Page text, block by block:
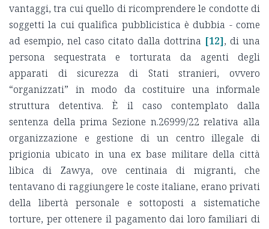
vantaggi, tra cui quello di ricomprendere le condotte di
soggetti la cui qualifica pubblicistica è dubbia - come
ad esempio, nel caso citato dalla dottrina [12], di una
persona sequestrata e torturata da agenti degli
apparati di sicurezza di Stati stranieri, ovvero
“organizzati” in modo da costituire una informale
struttura detentiva. È il caso contemplato dalla
sentenza della prima Sezione n.26999/22 relativa alla
organizzazione e gestione di un centro illegale di
prigionia ubicato in una ex base militare della città
libica di Zawya, ove centinaia di migranti, che
tentavano di raggiungere le coste italiane, erano privati
della libertà personale e sottoposti a sistematiche
torture, per ottenere il pagamento dai loro familiari di